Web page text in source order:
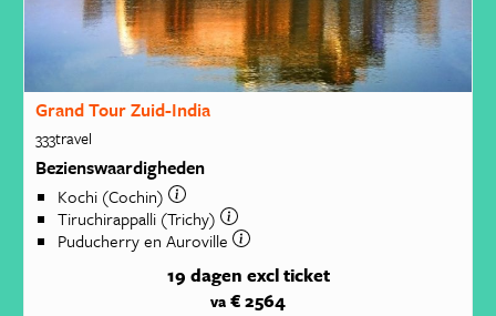
Grand Tour Zuid-India
333travel
Bezienswaardigheden
Kochi (Cochin)
Tiruchirappalli (Trichy)
Puducherry en Auroville
19 dagen excl ticket
va € 2564